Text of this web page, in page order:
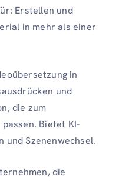
Erstellen und
in mehr als einer
in
und
die zum
Bietet KI-
und Szenenwechsel.
die